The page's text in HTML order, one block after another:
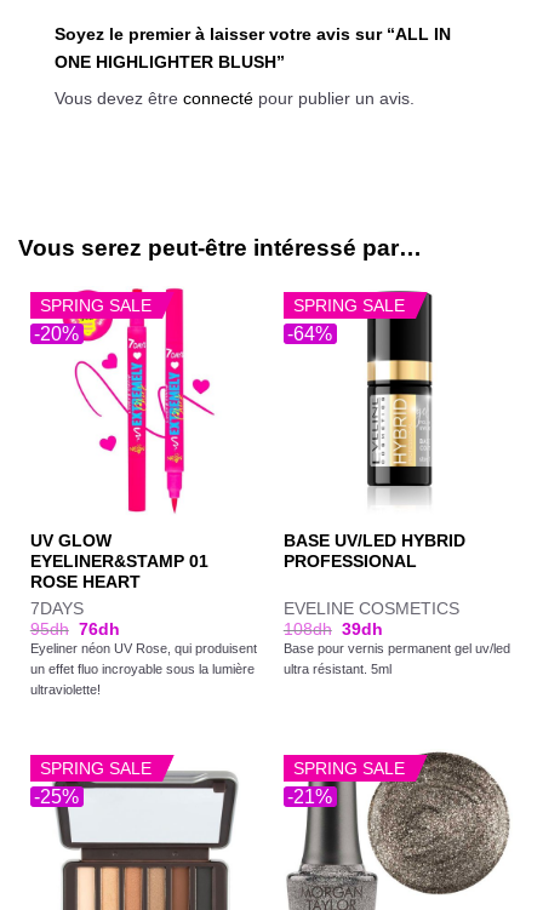
Soyez le premier à laisser votre avis sur “ALL IN
ONE HIGHLIGHTER BLUSH”
Vous devez être connecté pour publier un avis.
Vous serez peut-être intéressé par…
-20%
SPRING SALE
UV GLOW
EYELINER&STAMP 01
ROSE HEART
7DAYS
95dh 76dh
Eyeliner néon UV Rose, qui produisent
un effet fluo incroyable sous la lumière
ultraviolette!
-64%
SPRING SALE
BASE UV/LED HYBRID
PROFESSIONAL
EVELINE COSMETICS
108dh 39dh
Base pour vernis permanent gel uv/led
ultra résistant. 5ml
-25%
SPRING SALE
-21%
SPRING SALE